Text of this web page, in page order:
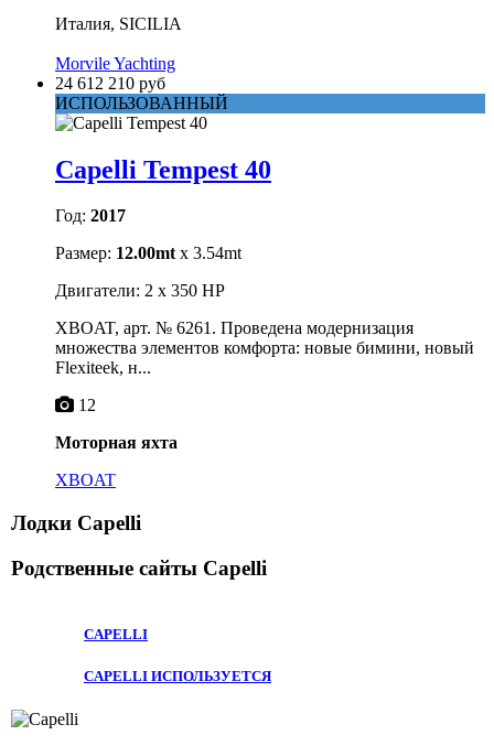
Италия, SICILIA
Morvile Yachting
24 612 210 руб
ИСПОЛЬЗОВАННЫЙ
Capelli Tempest 40
Год: 2017
Размер: 12.00mtx 3.54mt
Двигатели: 2 x 350 HP
XBOAT, арт. № 6261. Проведена модернизация
множества элементов комфорта: новые бимини, новый
Flexiteek, н...
12
Моторная яхта
XBOAT
Лодки Capelli
Родственные сайты Capelli
CAPELLI
CAPELLI ИСПОЛЬЗУЕТСЯ